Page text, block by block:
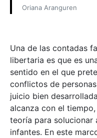
Oriana Aranguren
Una de las contadas
libertaria es que es
sentido en el que
conflictos de
juicio bien
alcanza con el
teoría para solucionar
infantes. En este